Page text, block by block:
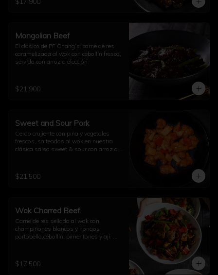
Mongolian Beef
El clásico de PF Chang’s: carne de res
caramelizada al wok con cebollín fresco,
servida con arroz a elección.
$21.900
Sweet and Sour Pork
Cerdo crujiente con piña y vegetales
frescos, salteados al wok en nuestra
clásica salsa sweet & sour con arroz a
$21.500
Wok Charred Beef.
Carne de res sellada al wok con
champiñones blancos y hongos
portobello,cebollín, pimentones y ají.
$17.500